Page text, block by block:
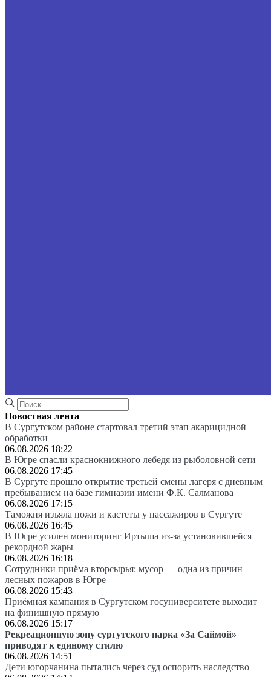
Новостная лента
В Сургутском районе стартовал третий этап акарицидной
обработки
06.08.2026 18:22
В Югре спасли краснокнижного лебедя из рыболовной сети
06.08.2026 17:45
В Сургуте прошло открытие третьей смены лагеря с дневным
пребыванием на базе гимназии имени Ф.К. Салманова
06.08.2026 17:15
Таможня изъяла ножи и кастеты у пассажиров в Сургуте
06.08.2026 16:45
В Югре усилен мониторинг Иртыша из-за установившейся
рекордной жары
06.08.2026 16:18
Сотрудники приёма вторсырья: мусор — одна из причин
лесных пожаров в Югре
06.08.2026 15:43
Приёмная кампания в Сургутском госуниверситете выходит
на финишную прямую
06.08.2026 15:17
Рекреационную зону сургутского парка «За Саймой»
приводят к единому стилю
06.08.2026 14:51
Дети югорчанина пытались через суд оспорить наследство